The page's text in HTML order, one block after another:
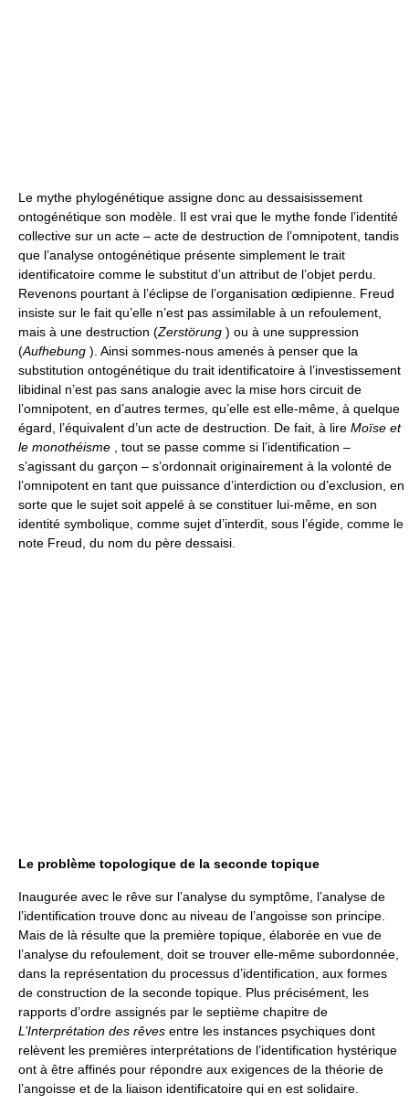
Le mythe phylogénétique assigne donc au dessaisissement
ontogénétique son modèle. Il est vrai que le mythe fonde l’identité
collective sur un acte – acte de destruction de l’omnipotent, tandis
que l’analyse ontogénétique présente simplement le trait
identificatoire comme le substitut d’un attribut de l’objet perdu.
Revenons pourtant à l’éclipse de l’organisation œdipienne. Freud
insiste sur le fait qu’elle n’est pas assimilable à un refoulement,
mais à une destruction (Zerstörung ) ou à une suppression
(Aufhebung ). Ainsi sommes-nous amenés à penser que la
substitution ontogénétique du trait identificatoire à l’investissement
libidinal n’est pas sans analogie avec la mise hors circuit de
l’omnipotent, en d’autres termes, qu’elle est elle-même, à quelque
égard, l’équivalent d’un acte de destruction. De fait, à lire Moïse et
le monothéisme , tout se passe comme si l’identification –
s’agissant du garçon – s’ordonnait originairement à la volonté de
l’omnipotent en tant que puissance d’interdiction ou d’exclusion, en
sorte que le sujet soit appelé à se constituer lui-même, en son
identité symbolique, comme sujet d’interdit, sous l’égide, comme le
note Freud, du nom du père dessaisi.
Le problème topologique de la seconde topique
Inaugurée avec le rêve sur l’analyse du symptôme, l’analyse de
l’identification trouve donc au niveau de l’angoisse son principe.
Mais de là résulte que la première topique, élaborée en vue de
l’analyse du refoulement, doit se trouver elle-même subordonnée,
dans la représentation du processus d’identification, aux formes
de construction de la seconde topique. Plus précisément, les
rapports d’ordre assignés par le septième chapitre de
L’Interprétation des rêves entre les instances psychiques dont
relèvent les premières interprétations de l’identification hystérique
ont à être affinés pour répondre aux exigences de la théorie de
l’angoisse et de la liaison identificatoire qui en est solidaire.